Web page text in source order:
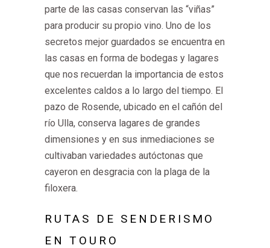
parte de las casas conservan las “viñas”
para producir su propio vino. Uno de los
secretos mejor guardados se encuentra en
las casas en forma de bodegas y lagares
que nos recuerdan la importancia de estos
excelentes caldos a lo largo del tiempo. El
pazo de Rosende, ubicado en el cañón del
río Ulla, conserva lagares de grandes
dimensiones y en sus inmediaciones se
cultivaban variedades autóctonas que
cayeron en desgracia con la plaga de la
filoxera.
RUTAS DE SENDERISMO
EN TOURO